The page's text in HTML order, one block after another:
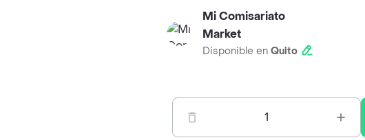
Mi Comisariato
Market
Disponible en Quito
1